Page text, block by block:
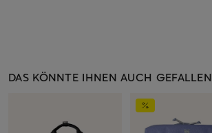
DAS KÖNNTE IHNEN AUCH GEFALLEN